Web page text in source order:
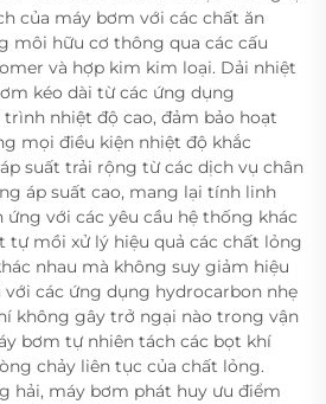
của máy bơm với các chất ăn
môi hữu cơ thông qua các cấu
và hợp kim kim loại. Dải nhiệt
kéo dài từ các ứng dụng
nhiệt độ cao, đảm bảo hoạt
mọi điều kiện nhiệt độ khắc
suất trải rộng từ các dịch vụ chân
áp suất cao, mang lại tính linh
ứng với các yêu cầu hệ thống khác
tự mồi xử lý hiệu quả các chất lỏng
nhau mà không suy giảm hiệu
với các ứng dụng hydrocarbon nhẹ
không gây trở ngại nào trong vận
bơm tự nhiên tách các bọt khí
chảy liên tục của chất lỏng.
hải, máy bơm phát huy ưu điểm